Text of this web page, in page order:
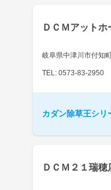
ＤＣＭアット
岐阜県中津川市付知
TEL: 0573-83-2950
カダン除草王シリ
ＤＣＭ２１瑞穂